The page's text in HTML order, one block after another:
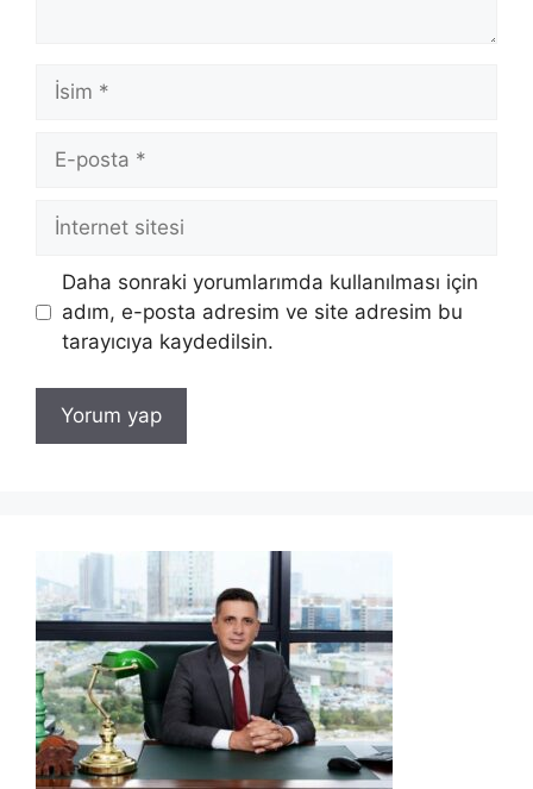
İsim
posta
İnternet
Daha sonraki yorumlarımda kullanılması için
adım, e-posta adresim ve site adresim bu
tarayıcıya kaydedilsin.